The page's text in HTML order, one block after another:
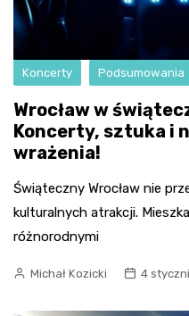
Koncerty Podsumowania
Wrocław w
Koncerty, sztuka i
wrażenia!
Świąteczny Wrocław nie
kulturalnych atrakcji.
różnorodnymi
Michał Kozicki 4